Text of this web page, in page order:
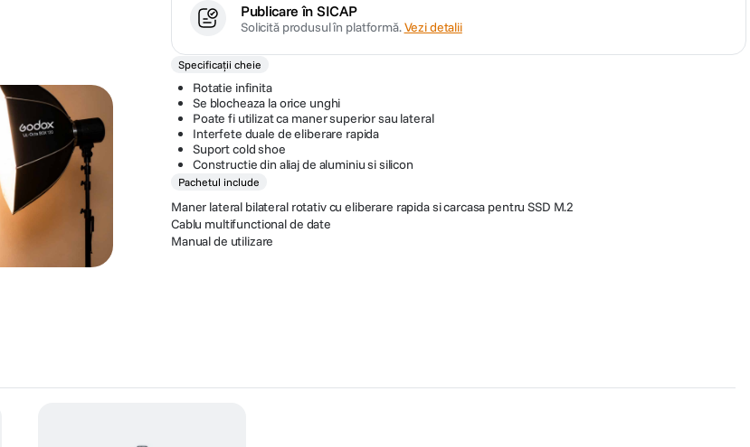
Publicare în SICAP
Solicită produsul în platformă.Vezi detalii
Specificații cheie
Rotatie infinita
Se blocheaza la orice unghi
Poate fi utilizat ca maner superior sau lateral
Interfete duale de eliberare rapida
Suport cold shoe
Constructie din aliaj de aluminiu si silicon
Pachetul include
Maner lateral bilateral rotativ cu eliberare rapida si carcasa pentru SSD M.2
Cablu multifunctional de date
Manual de utilizare